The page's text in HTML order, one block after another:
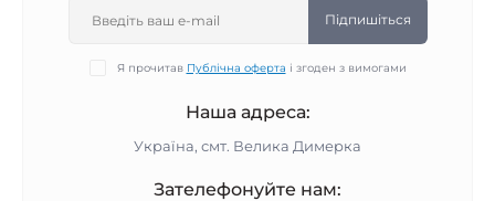
Підпишіться
Я прочитав Публічна оферта і згоден з вимогами
Наша адреса:
Україна, смт. Велика Димерка
Зателефонуйте нам: